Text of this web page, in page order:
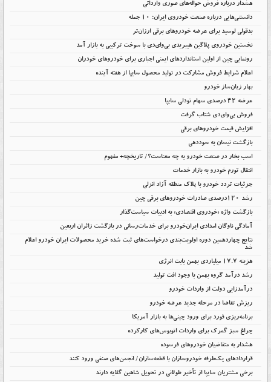
هشدار درباره فروش حواله‌های صوری وارداتی
دانستنی‌هایی درباره صنعت خودروی ایران؛ ۱۰ جمله
بدقولی لوسید برای عرضه خودروهای برقی ارزان‌تر
نخستین خودروی پلاگین هیبریدی بی‌وای‌دی با سوخت ترکیبی به بازار آمد
رونمایی چین از اولین استانداردهای ایمنی اجباری برای خودروهای خودران
اعلام شرایط فروش مشارکت در تولید محصول سایپا از هفته آینده
بهار زیان‌ساز خودرو
عرضه ۴۲ درصدی سهام تودلی سایپا
فروش بی‌وای‌دی شتاب گرفت
افزایش قیمت خودروهای برقی
بازگشت نیسان به سوددهی
اسب بخار در صنعت خودرو به چه معناست؟/ تاریخچه+ مفهوم
انتقال تورم خودرو به بازار خدمات
جزئیات تردد خودرو با پلاک منطقه آزاد انزلی
رشد ۱۲۰درصدی صادرات خودروهای برقی چین
بازگشت واژه «خودروی اقتصادی» به ادبیات سیاست‌گذار
آمادگی ناوگان امدادی ایران‌خودرو برای خدمات‌رسانی در بازگشت زائران اربعین
نتایج چهاردهمین دوره اولویت‌بندی درخواست‌های ثبت شده خرید محصولات ایران خودرو اعلام
شد
هزینه ۱۷.۷ میلیاردی بهمن بابت انرژی
رشد درآمد گروه بهمن با وجود افت تولید
درآمدزایی دولت از واردات خودرو
ریزش تقاضا در مرحله جدید عرضه خودرو
برنامه‌ریزی فورد برای ورود چینی‌ها به بازار آمریکا
چراغ سبز گمرک برای واردات اتوبوس‌های کارکرده
هشدار به متقاضیان خودروهای فرسوده
قراردادهای یک‌طرفه خودروسازان با قطعه‌سازان/ انجمن‌های صنفی ورود کنند
برخی مشتریان سایپا از تأخیر طولانی در تحویل شاهین گلایه دارند